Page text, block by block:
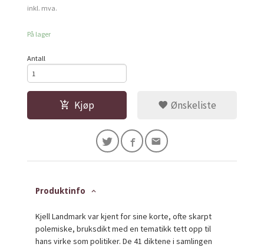
inkl. mva.
På lager
Antall
Kjøp Ønskeliste
Produktinfo
Kjell Landmark var kjent for sine korte, ofte skarpt
polemiske, bruksdikt med en tematikk tett opp til
hans virke som politiker. De 41 diktene i samlingen